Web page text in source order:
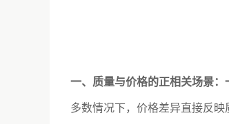
一、质量与价格的正相关场景：
多数情况下，价格差异直接反映